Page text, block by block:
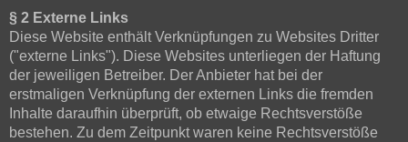
§ 2 Externe Links
Diese Website enthält Verknüpfungen zu Websites Dritter
("externe Links"). Diese Websites unterliegen der Haftung
der jeweiligen Betreiber. Der Anbieter hat bei der
erstmaligen Verknüpfung der externen Links die fremden
Inhalte daraufhin überprüft, ob etwaige Rechtsverstöße
bestehen. Zu dem Zeitpunkt waren keine Rechtsverstöße